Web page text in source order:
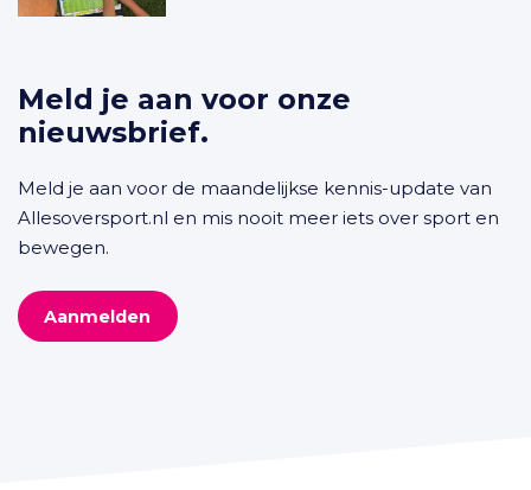
Meld je aan voor onze
nieuwsbrief.
Meld je aan voor de maandelijkse kennis-update van
Allesoversport.nl en mis nooit meer iets over sport en
bewegen.
Aanmelden